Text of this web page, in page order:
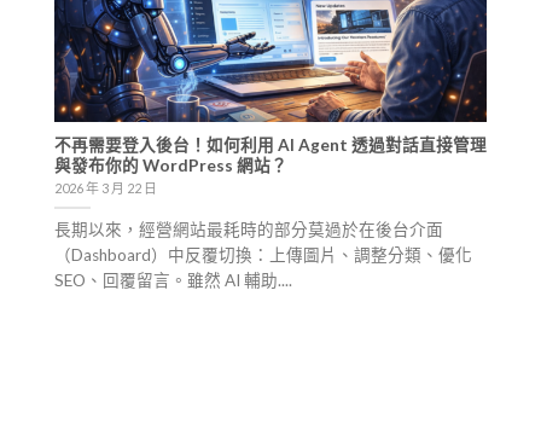
不再需要登入後台！如何利用 AI Agent 透過對話直接管理
與發布你的 WordPress 網站？
2026 年 3 月 22 日
長期以來，經營網站最耗時的部分莫過於在後台介面
（Dashboard）中反覆切換：上傳圖片、調整分類、優化
SEO、回覆留言。雖然 AI 輔助....